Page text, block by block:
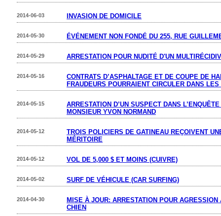
INVASION DE DOMICILE
2014-06-03
ÉVÉNEMENT NON FONDÉ DU 255, RUE
2014-05-30
ARRESTATION POUR NUDITÉ D'UN
2014-05-29
CONTRATS D’ASPHALTAGE ET DE COUPE DE
FRAUDEURS POURRAIENT CIRCULER DANS
2014-05-16
ARRESTATION D’UN SUSPECT DANS
MONSIEUR YVON NORMAND
2014-05-15
TROIS POLICIERS DE GATINEAU REÇOIVENT
MÉRITOIRE
2014-05-12
VOL DE 5,000 $ ET MOINS (CUIVRE)
2014-05-12
SURF DE VÉHICULE (CAR SURFING)
2014-05-02
MISE À JOUR: ARRESTATION POUR
CHIEN
2014-04-30